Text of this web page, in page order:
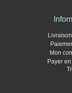
Mon
Payer